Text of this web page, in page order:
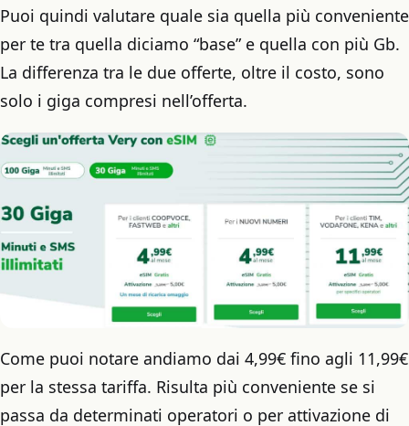
Puoi quindi valutare quale sia quella più conveniente
per te tra quella diciamo “base” e quella con più Gb.
La differenza tra le due offerte, oltre il costo, sono
solo i giga compresi nell’offerta.
Come puoi notare andiamo dai 4,99€ fino agli 11,99€
per la stessa tariffa. Risulta più conveniente se si
passa da determinati operatori o per attivazione di